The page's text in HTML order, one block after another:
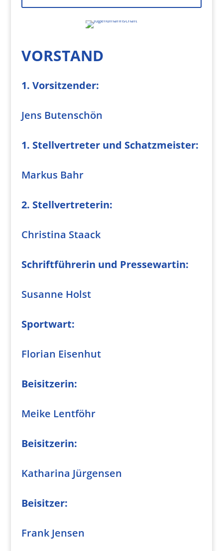
VORSTAND
1. Vorsitzender:
Jens Butenschön
1. Stellvertreter und Schatzmeister:
Markus Bahr
2. Stellvertreterin:
Christina Staack
Schriftführerin und Pressewartin:
Susanne Holst
Sportwart:
Florian Eisenhut
Beisitzerin:
Meike Lentföhr
Beisitzerin:
Katharina Jürgensen
Beisitzer:
Frank Jensen